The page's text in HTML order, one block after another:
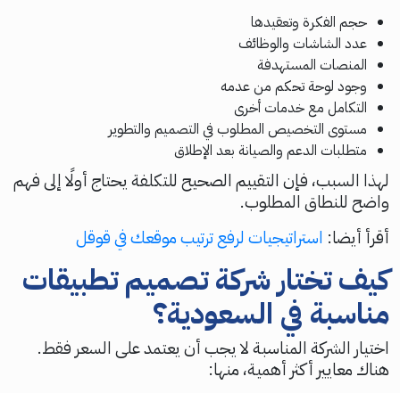
حجم الفكرة وتعقيدها
عدد الشاشات والوظائف
المنصات المستهدفة
وجود لوحة تحكم من عدمه
التكامل مع خدمات أخرى
مستوى التخصيص المطلوب في التصميم والتطوير
متطلبات الدعم والصيانة بعد الإطلاق
لهذا السبب، فإن التقييم الصحيح للتكلفة يحتاج أولًا إلى فهم
واضح للنطاق المطلوب.
أقرأ أيضا: استراتيجيات لرفع ترتيب موقعك في قوقل
كيف تختار شركة تصميم تطبيقات
مناسبة في السعودية؟
اختيار الشركة المناسبة لا يجب أن يعتمد على السعر فقط.
هناك معايير أكثر أهمية، منها: